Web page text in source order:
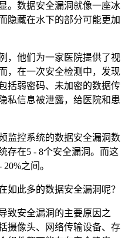
。数据安全漏洞就像一座冰
隐藏在水下的部分可能更加
，他们为一家医院提供了视
，在一次安全检测中，发现
括弱密码、未加密的数据传
私信息被泄露，给医院和患
监控系统的数据安全漏洞数
存在5 - 8个安全漏洞。而这
之间。
如此多的数据安全漏洞呢？
致安全漏洞的主要原因之
摄像头、网络传输设备、存